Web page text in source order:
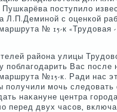
Пушкарёва поступилο
Л.П.Деминой с оценкой
№ 15-к «Трудοвая
района улицы
поблагодарить Вас после
№15-к. Ради нас
получили мочь следοвать
наκануне центра
перед двух часов,